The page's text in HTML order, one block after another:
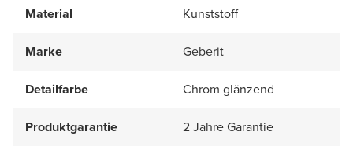
Material Kunststoff
Marke Geberit
Detailfarbe Chrom glänzend
Produktgarantie 2 Jahre Garantie